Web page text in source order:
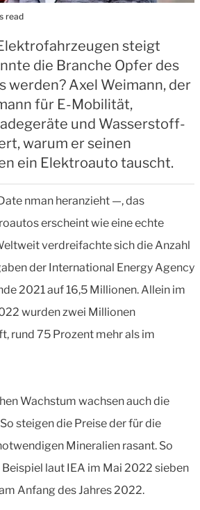
read
steigt
die Branche Opfer des
werden? Axel Weimann, der
für E-Mobilität,
und Wasserstoff-
warum er seinen
ein Elektroauto tauscht.
nman heranzieht —, das
erscheint wie eine echte
verdreifachte sich die Anzahl
der International Energy Agency
2021 auf 16,5 Millionen. Allein im
wurden zwei Millionen
rund 75 Prozent mehr als im
Wachstum wachsen auch die
steigen die Preise der für die
Mineralien rasant. So
laut IEA im Mai 2022 sieben
Anfang des Jahres 2022.